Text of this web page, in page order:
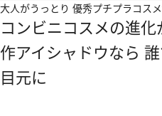
大人がうっとり 優秀プチプラコスメ
コンビニコスメの進
作アイシャドウなら
目元に